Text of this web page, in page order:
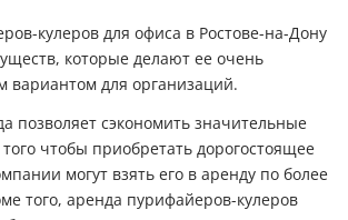
кулеров для офиса в Ростове-на-Дону
которые делают ее очень
вариантом для организаций.
позволяет сэкономить значительные
чтобы приобретать дорогостоящее
могут взять его в аренду по более
того, аренда пурифайеров-кулеров